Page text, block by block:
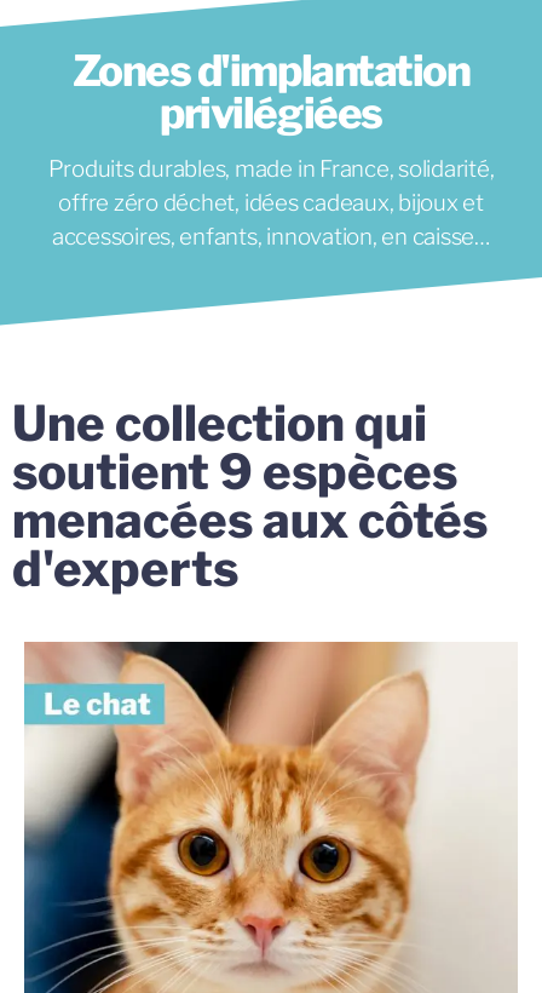
Zones d'implantation
privilégiées
Produits durables, made in France, solidarité,
offre zéro déchet, idées cadeaux, bijoux et
accessoires, enfants, innovation, en caisse…
Une collection qui
soutient 9 espèces
menacées aux côtés
d'experts